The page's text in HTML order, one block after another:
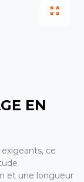
EN
ce
et une longueur